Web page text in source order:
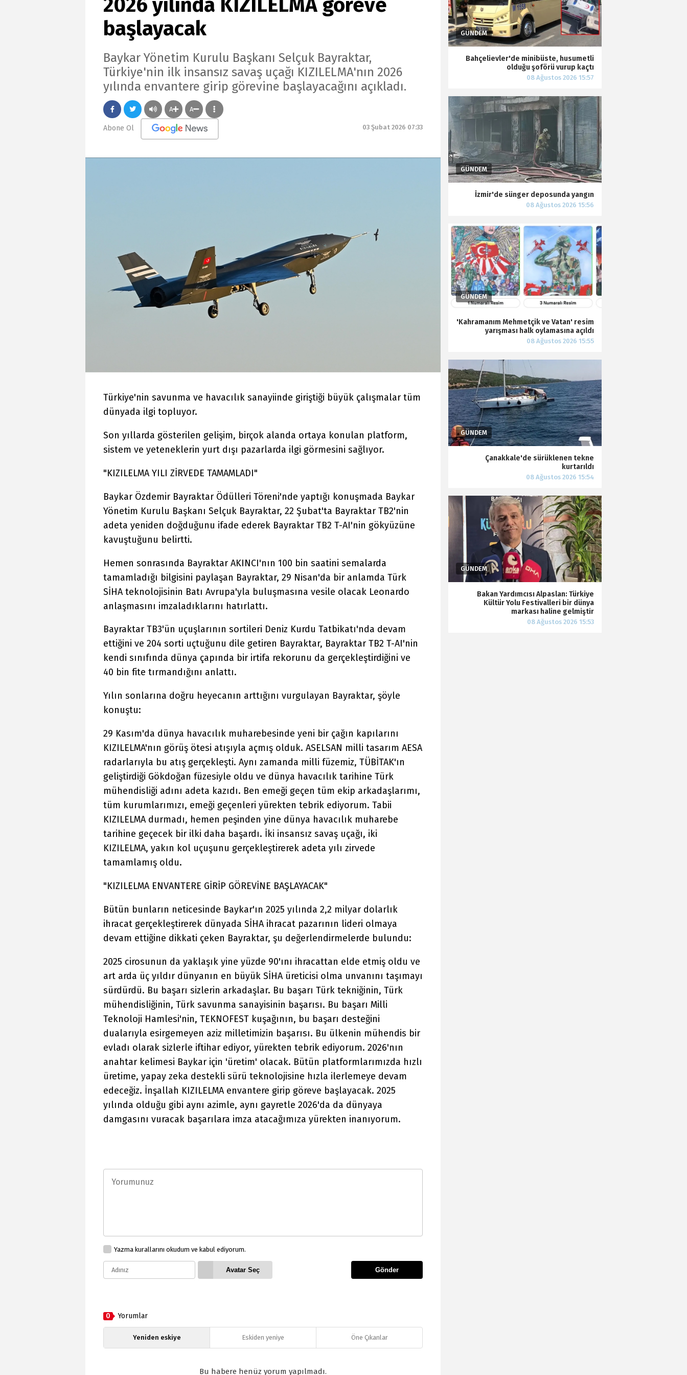
2026 yılında KIZILELMA göreve
başlayacak
Baykar Yönetim Kurulu Başkanı Selçuk Bayraktar,
Türkiye'nin ilk insansız savaş uçağı KIZILELMA'nın 2026
yılında envantere girip görevine başlayacağını açıkladı.
A A
Abone Ol 03 Şubat 2026 07:33
Türkiye'nin savunma ve havacılık sanayiinde giriştiği büyük çalışmalar tüm
dünyada ilgi topluyor.
Son yıllarda gösterilen gelişim, birçok alanda ortaya konulan platform,
sistem ve yeteneklerin yurt dışı pazarlarda ilgi görmesini sağlıyor.
"KIZILELMA YILI ZİRVEDE TAMAMLADI"
Baykar Özdemir Bayraktar Ödülleri Töreni'nde yaptığı konuşmada Baykar
Yönetim Kurulu Başkanı Selçuk Bayraktar, 22 Şubat'ta Bayraktar TB2'nin
adeta yeniden doğduğunu ifade ederek Bayraktar TB2 T-AI'nin gökyüzüne
kavuştuğunu belirtti.
Hemen sonrasında Bayraktar AKINCI'nın 100 bin saatini semalarda
tamamladığı bilgisini paylaşan Bayraktar, 29 Nisan'da bir anlamda Türk
SİHA teknolojisinin Batı Avrupa'yla buluşmasına vesile olacak Leonardo
anlaşmasını imzaladıklarını hatırlattı.
Bayraktar TB3'ün uçuşlarının sortileri Deniz Kurdu Tatbikatı'nda devam
ettiğini ve 204 sorti uçtuğunu dile getiren Bayraktar, Bayraktar TB2 T-AI'nin
kendi sınıfında dünya çapında bir irtifa rekorunu da gerçekleştirdiğini ve
40 bin fite tırmandığını anlattı.
Yılın sonlarına doğru heyecanın arttığını vurgulayan Bayraktar, şöyle
konuştu:
29 Kasım'da dünya havacılık muharebesinde yeni bir çağın kapılarını
KIZILELMA'nın görüş ötesi atışıyla açmış olduk. ASELSAN milli tasarım AESA
radarlarıyla bu atış gerçekleşti. Aynı zamanda milli füzemiz, TÜBİTAK'ın
geliştirdiği Gökdoğan füzesiyle oldu ve dünya havacılık tarihine Türk
mühendisliği adını adeta kazıdı. Ben emeği geçen tüm ekip arkadaşlarımı,
tüm kurumlarımızı, emeği geçenleri yürekten tebrik ediyorum. Tabii
KIZILELMA durmadı, hemen peşinden yine dünya havacılık muharebe
tarihine geçecek bir ilki daha başardı. İki insansız savaş uçağı, iki
KIZILELMA, yakın kol uçuşunu gerçekleştirerek adeta yılı zirvede
tamamlamış oldu.
"KIZILELMA ENVANTERE GİRİP GÖREVİNE BAŞLAYACAK"
Bütün bunların neticesinde Baykar'ın 2025 yılında 2,2 milyar dolarlık
ihracat gerçekleştirerek dünyada SİHA ihracat pazarının lideri olmaya
devam ettiğine dikkati çeken Bayraktar, şu değerlendirmelerde bulundu:
2025 cirosunun da yaklaşık yine yüzde 90'ını ihracattan elde etmiş oldu ve
art arda üç yıldır dünyanın en büyük SİHA üreticisi olma unvanını taşımayı
sürdürdü. Bu başarı sizlerin arkadaşlar. Bu başarı Türk tekniğinin, Türk
mühendisliğinin, Türk savunma sanayisinin başarısı. Bu başarı Milli
Teknoloji Hamlesi'nin, TEKNOFEST kuşağının, bu başarı desteğini
dualarıyla esirgemeyen aziz milletimizin başarısı. Bu ülkenin mühendis bir
evladı olarak sizlerle iftihar ediyor, yürekten tebrik ediyorum. 2026'nın
anahtar kelimesi Baykar için 'üretim' olacak. Bütün platformlarımızda hızlı
üretime, yapay zeka destekli sürü teknolojisine hızla ilerlemeye devam
edeceğiz. İnşallah KIZILELMA envantere girip göreve başlayacak. 2025
yılında olduğu gibi aynı azimle, aynı gayretle 2026'da da dünyaya
damgasını vuracak başarılara imza atacağımıza yürekten inanıyorum.
Yazma kurallarını okudum ve kabul ediyorum.
Avatar Seç Gönder
0 Yorumlar
Yeniden eskiye Eskiden yeniye Öne Çıkanlar
Bu habere henüz yorum yapılmadı.
Bahçelievler'de minibüste, husumetli
olduğu şoförü vurup kaçtı
İzmir'de sünger deposunda yangın
'Kahramanım Mehmetçik ve Vatan' resim
yarışması halk oylamasına açıldı
Çanakkale'de sürüklenen tekne
kurtarıldı
Bakan Yardımcısı Alpaslan: Türkiye
Kültür Yolu Festivalleri bir dünya
markası haline gelmiştir